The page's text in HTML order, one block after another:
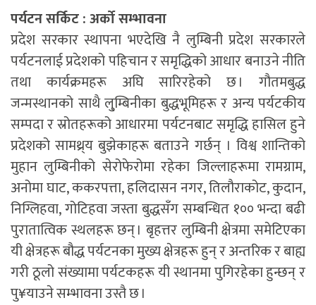
पर्यटन सर्किट : अर्को सम्भावना
प्रदेश सरकार स्थापना भएदेखि नै लुम्बिनी प्रदेश सरकारले
पर्यटनलाई प्रदेशको पहिचान र समृद्धिको आधार बनाउने नीति
तथा कार्यक्रमहरू अघि सारिरहेको छ । गौतमबुद्ध
जन्मस्थानको साथै लु्म्बिनीका बुद्धभूमिहरू र अन्य पर्यटकीय
सम्पदा र स्रोतहरूको आधारमा पर्यटनबाट समृद्धि हासिल हुने
प्रदेशको सामथ्र्य बुझेकाहरू बताउने गर्छन् । विश्व शान्तिको
मुहान लुम्बिनीको सेरोफेरोमा रहेका जिल्लाहरूमा रामग्राम,
अनोमा घाट, ककरपत्ता, हलिदासन नगर, तिलौराकोट, कुदान,
निग्लिहवा, गोटिहवा जस्ता बुद्धसँग सम्बन्धित १०० भन्दा बढी
पुरातात्विक स्थलहरू छन् । बृहत्तर लुम्बिनी क्षेत्रमा समेटिएका
यी क्षेत्रहरू बौद्ध पर्यटनका मुख्य क्षेत्रहरू हुन् र अन्तरिक र बाह्य
गरी ठूलो संख्यामा पर्यटकहरू यी स्थानमा पुगिरहेका हुन्छन् र
पु¥याउने सम्भावना उस्तै छ ।